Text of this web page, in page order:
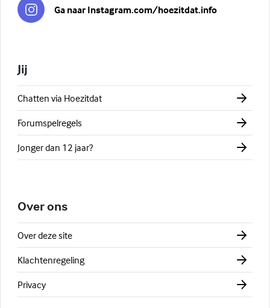
Ga naar Instagram.com/hoezitdat.info
Jij
Chatten via Hoezitdat
Forumspelregels
Jonger dan 12 jaar?
Over ons
Over deze site
Klachtenregeling
Privacy